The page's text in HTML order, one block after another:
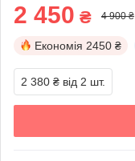
2 450 ₴ 4 900 ₴
Економія 2450 ₴
2 380 ₴ від 2 шт.